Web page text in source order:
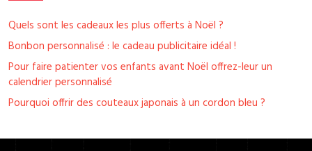
Quels sont les cadeaux les plus offerts à Noël ?
Bonbon personnalisé : le cadeau publicitaire idéal !
Pour faire patienter vos enfants avant Noël offrez-leur un
calendrier personnalisé
Pourquoi offrir des couteaux japonais à un cordon bleu ?